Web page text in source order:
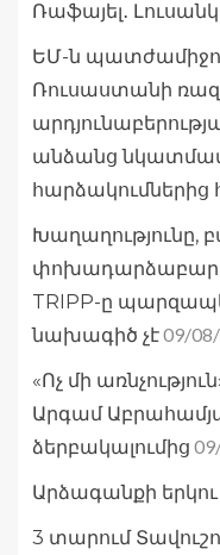
Ռաֆայել․
ԵՄ-ն
Ռուսաստանի
անձանց
հարձակումներից
Խաղաղությունը,
փոխադարձաբար
TRIPP-ը
նախագիծ չէ09/
«Ոչ մի
Արգամ
ձերբակալումից
Արձագանքի
3 տարում